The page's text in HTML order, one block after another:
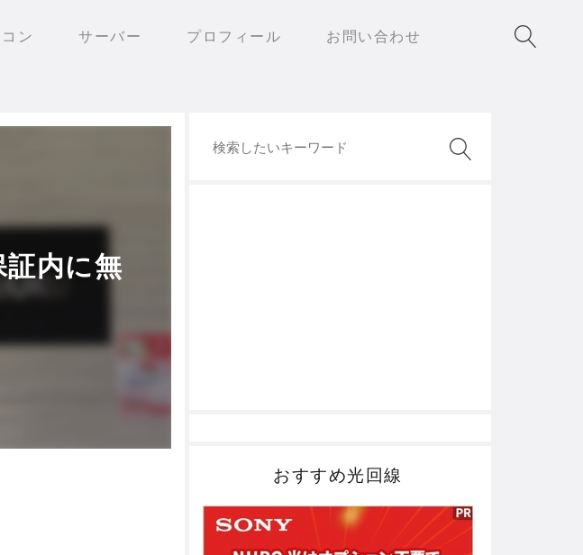
ン サーバー プロフィール お問い合わせ
内に無
おすすめ光回線